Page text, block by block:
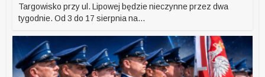
Targowisko przy ul. Lipowej będzie nieczynne przez dwa
tygodnie. Od 3 do 17 sierpnia na...